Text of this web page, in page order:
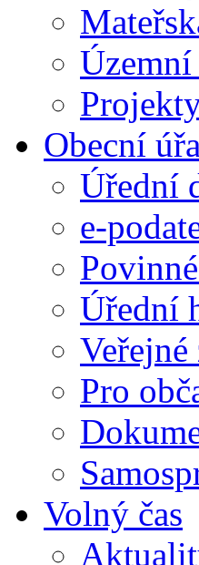
Územní
Obecní
Úřední
e-
Úřední
Veřejné
Pro
Volný čas